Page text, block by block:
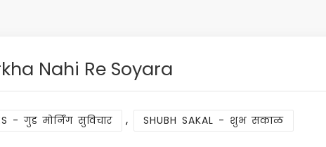
Nahi Re Soyara
- गुड मोर्निंग सुविचार , SHUBH SAKAL - शुभ सकाळ